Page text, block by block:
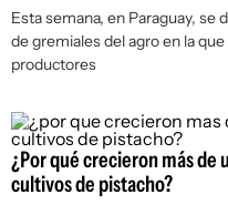
Esta semana, en Paraguay,
de gremiales del agro en la
productores
¿Por qué crecieron más de
cultivos de pistacho?